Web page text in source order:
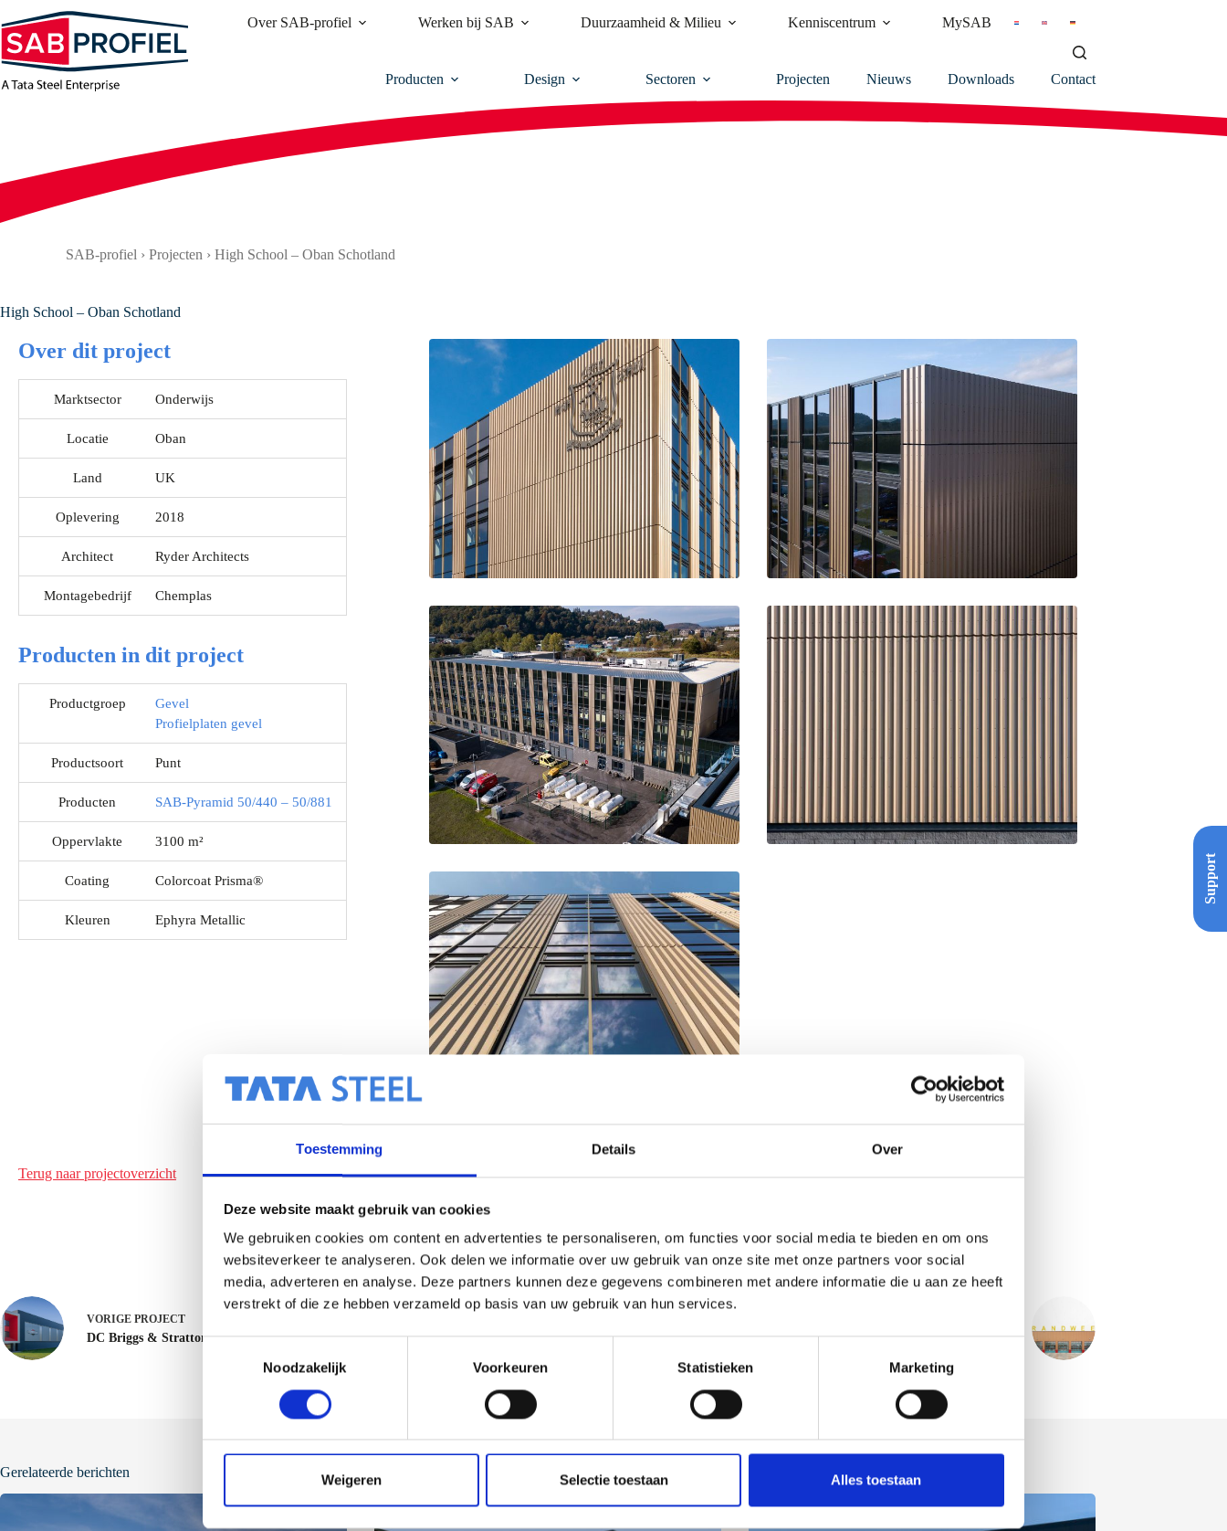
Toestemming Details Over
Deze website maakt gebruik van cookies
We gebruiken cookies om content en advertenties te personaliseren, om functies voor social media te bieden en om ons
websiteverkeer te analyseren. Ook delen we informatie over uw gebruik van onze site met onze partners voor social
media, adverteren en analyse. Deze partners kunnen deze gegevens combineren met andere informatie die u aan ze heeft
verstrekt of die ze hebben verzameld op basis van uw gebruik van hun services.
T
i
Noodzakelijk Voorkeuren Statistieken Marketing
Weigeren Selectie toestaan Alles toestaan
naar
de
inhoud
Over SAB-profiel Werken bij SAB Duurzaamheid & Milieu Kenniscentrum MySAB
Producten Design Sectoren Projecten Nieuws Downloads Contact
SAB-profiel › Projecten › High School – Oban Schotland
High School – Oban Schotland
Over dit project
Marktsector Onderwijs
Locatie Oban
Land UK
Oplevering 2018
Architect Ryder Architects
Montagebedrijf Chemplas
Producten in dit project
Productgroep
Gevel
Profielplaten gevel
Productsoort Punt
Producten SAB-Pyramid 50/440 – 50/881
Oppervlakte 3100 m²
Coating Colorcoat Prisma®
Kleuren Ephyra Metallic
Terug naar projectoverzicht
VORIGE PROJECT
DC Briggs & Stratton - Nijmegen/Wijchen Brandweer kazerne - Leopoldsburg BE
Gerelateerde berichten
Support